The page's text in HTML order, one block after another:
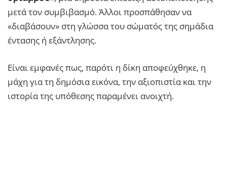
μετά τον συμβιβασμό. Άλλοι προσπάθησαν να
«διαβάσουν» στη γλώσσα του σώματός της σημάδια
έντασης ή εξάντλησης.
Είναι εμφανές πως, παρότι η δίκη αποφεύχθηκε, η
μάχη για τη δημόσια εικόνα, την αξιοπιστία και την
ιστορία της υπόθεσης παραμένει ανοιχτή.